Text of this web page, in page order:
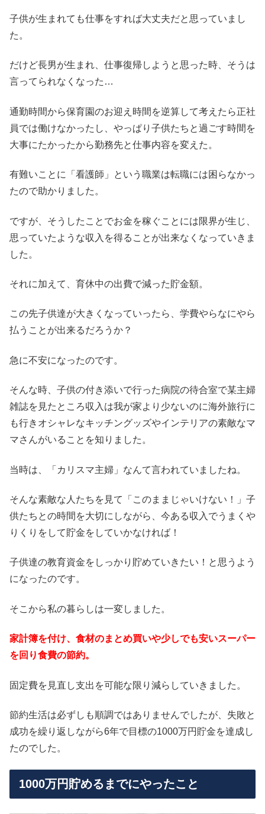
子供が生まれても仕事をすれば大丈夫だと思っていまし
た。
だけど長男が生まれ、仕事復帰しようと思った時、そうは
言ってられなくなった…
通勤時間から保育園のお迎え時間を逆算して考えたら正社
員では働けなかったし、やっぱり子供たちと過ごす時間を
大事にたかったから勤務先と仕事内容を変えた。
有難いことに「看護師」という職業は転職には困らなかっ
たので助かりました。
ですが、そうしたことでお金を稼ぐことには限界が生じ、
思っていたような収入を得ることが出来なくなっていきま
した。
それに加えて、育休中の出費で減った貯金額。
この先子供達が大きくなっていったら、学費やらなにやら
払うことが出来るだろうか？
急に不安になったのです。
そんな時、子供の付き添いで行った病院の待合室で某主婦
雑誌を見たところ収入は我が家より少ないのに海外旅行に
も行きオシャレなキッチングッズやインテリアの素敵なマ
マさんがいることを知りました。
当時は、「カリスマ主婦」なんて言われていましたね。
そんな素敵な人たちを見て「このままじゃいけない！」子
供たちとの時間を大切にしながら、今ある収入でうまくや
りくりをして貯金をしていかなければ！
子供達の教育資金をしっかり貯めていきたい！と思うよう
になったのです。
そこから私の暮らしは一変しました。
家計簿を付け、食材のまとめ買いや少しでも安いスーパー
を回り食費の節約。
固定費を見直し支出を可能な限り減らしていきました。
節約生活は必ずしも順調ではありませんでしたが、失敗と
成功を繰り返しながら6年で目標の1000万円貯金を達成し
たのでした。
1000万円貯めるまでにやったこと